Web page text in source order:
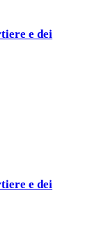
e dei
e dei